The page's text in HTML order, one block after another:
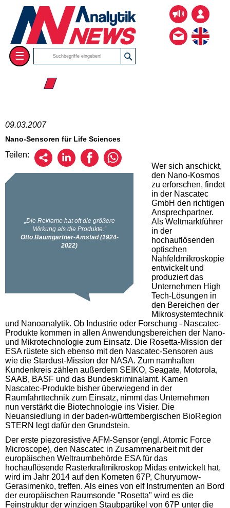
☰
☰ 2007
09.03.2007
Nano-Sensoren für Life Sciences
Teilen:
Wer sich anschickt,
den Nano-Kosmos
zu erforschen, findet
in der Nascatec
GmbH den richtigen
Ansprechpartner.
Als Weltmarktführer
in der
hochauflösenden
optischen
Nahfeldmikroskopie
entwickelt und
produziert das
Unternehmen High
Tech-Lösungen in
den Bereichen der
Mikrosystemtechnik
und Nanoanalytik. Ob Industrie oder Forschung - Nascatec-
Produkte kommen in allen Anwendungsbereichen der Nano-
und Mikrotechnologie zum Einsatz. Die Rosetta-Mission der
ESA rüstete sich ebenso mit den Nascatec-Sensoren aus
wie die Stardust-Mission der NASA. Zum namhaften
Kundenkreis zählen außerdem SEIKO, Seagate, Motorola,
SAAB, BASF und das Bundeskriminalamt. Kamen
Nascatec-Produkte bisher überwiegend in der
Raumfahrttechnik zum Einsatz, nimmt das Unternehmen
nun verstärkt die Biotechnologie ins Visier. Die
Neuansiedlung in der baden-württembergischen BioRegion
STERN legt dafür den Grundstein.
Der erste piezoresistive AFM-Sensor (engl. Atomic Force
Microscope), den Nascatec in Zusammenarbeit mit der
europäischen Weltraumbehörde ESA für das
hochauflösende Rasterkraftmikroskop Midas entwickelt hat,
wird im Jahr 2014 auf den Kometen 67P, Churyumow-
Gerasimenko, treffen. Als eines von elf Instrumenten an Bord
der europäischen Raumsonde "Rosetta" wird es die
Feinstruktur der winzigen Staubpartikel von 67P unter die